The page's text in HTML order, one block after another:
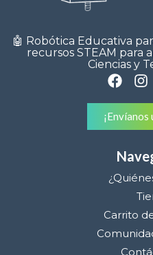
🤖 Robótica Educativa
recursos STEAM para
Ciencias y
¡Envíanos
Carrito